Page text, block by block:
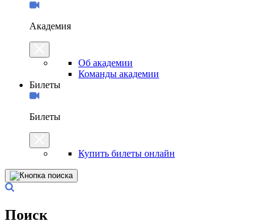
Академия
Об академии
Команды академии
Билеты
Билеты
Купить билеты онлайн
Поиск